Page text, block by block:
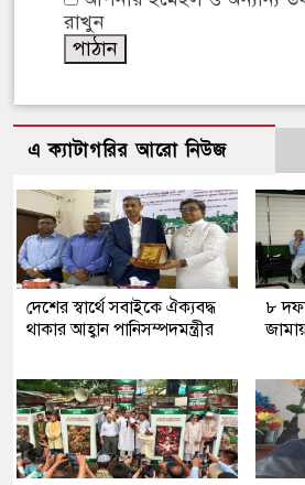
রাখুন
এ ক্যাটাগরির আরো নিউজ
দেশের স্বার্থে সবাইকে ঐক্যবদ্ধ
থাকার আহ্বান পানিসম্পদমন্ত্রীর
৮